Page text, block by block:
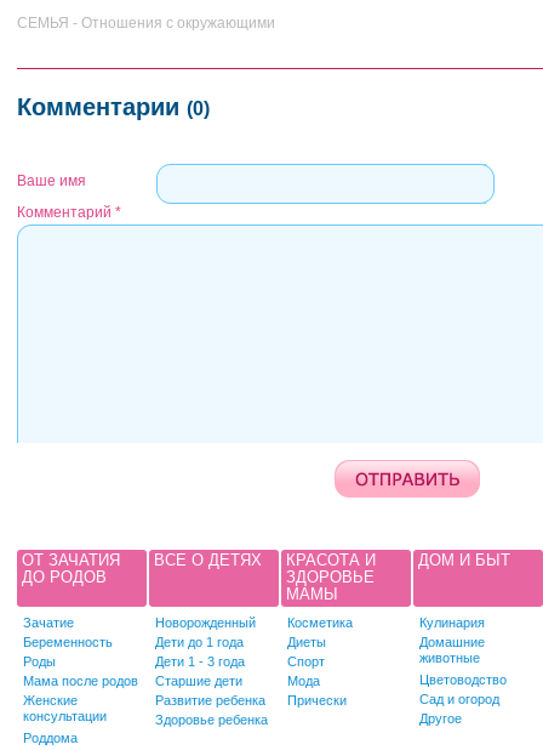
СЕМЬЯ - Отношения с окружающими
Комментарии (0)
Ваше имя
Комментарий *
ОТ ЗАЧАТИЯ
ДО РОДОВ
Зачатие
Беременность
Роды
Мама после родов
Женские
консультации
Роддома
ВСЕ О ДЕТЯХ
Новорожденный
Дети до 1 года
Дети 1 - 3 года
Старшие дети
Развитие ребенка
Здоровье ребенка
КРАСОТА И
ЗДОРОВЬЕ
МАМЫ
Косметика
Диеты
Спорт
Мода
Прически
ДОМ И БЫТ
Кулинария
Домашние
животные
Цветоводство
Сад и огород
Другое